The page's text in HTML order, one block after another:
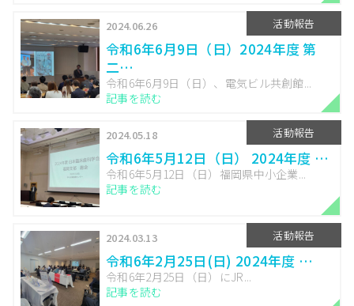
活動報告
2024.06.26
令和6年6月9日（日）2024年度 第
二…
令和6年6月9日（日）、電気ビル共創館...
記事を読む
活動報告
2024.05.18
令和6年5月12日（日） 2024年度 …
令和6年5月12日（日）福岡県中小企業...
記事を読む
活動報告
2024.03.13
令和6年2月25日(日) 2024年度 …
令和6年2月25日（日）にJR...
記事を読む